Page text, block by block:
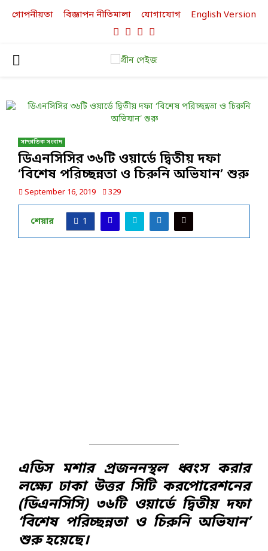
গোপনীয়তা বিজ্ঞাপন নীতিমালা যোগাযোগ English Version
Facebook
TwitterLinkedin
PRIMARY
সাম্প্রতিক সংবাদ
ডিএনসিসির ৩৬টি ওয়ার্ডে দ্বিতীয় দফা
‘বিশেষ পরিচ্ছন্নতা ও চিরুনি অভিযান’ শুরু
September 16, 2019 329
শেয়ার 1
এডিস মশার প্রজননস্থল ধ্বংস করার
লক্ষ্যে ঢাকা উত্তর সিটি করপোরেশনের
(ডিএনসিসি) ৩৬টি ওয়ার্ডে দ্বিতীয় দফা
‘বিশেষ পরিচ্ছন্নতা ও চিরুনি অভিযান’
শুরু হয়েছে।